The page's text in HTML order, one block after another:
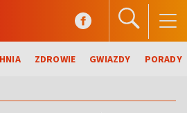
ZDROWIE GWIAZDY PORADY